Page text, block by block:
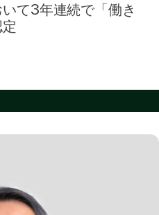
て3年連続で「働き